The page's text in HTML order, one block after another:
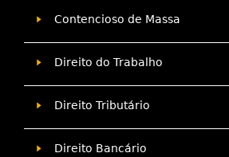
Contencioso de Massa
Direito do Trabalho
Direito Tributário
Direito Bancário